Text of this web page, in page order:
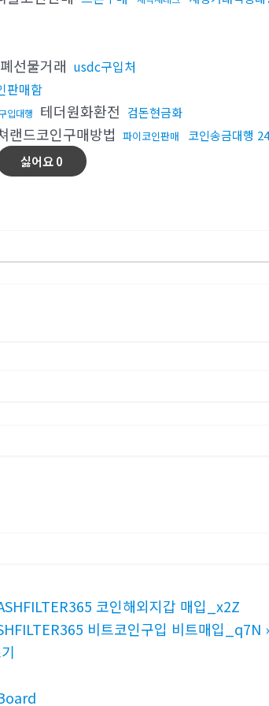
선물거래 usdc구입처
판매함
입대행 테더원화환전 검돈현금화
랜드코인구매방법 파이코인판매
코인송금대행
싫어요0
코인해외지갑 매입_x2Z
비트코인구입 비트매입_q7N